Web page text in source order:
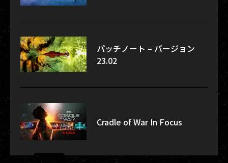
パッチノート – バージョン
23.02
Cradle of War In Focus